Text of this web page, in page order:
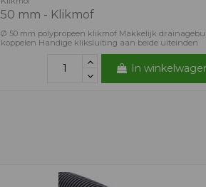
50 mm - Klikmof
Ø 50 mm polypropeen klikmof Makkelijk
koppelen Handige kliksluiting aan beide uiteinden
In